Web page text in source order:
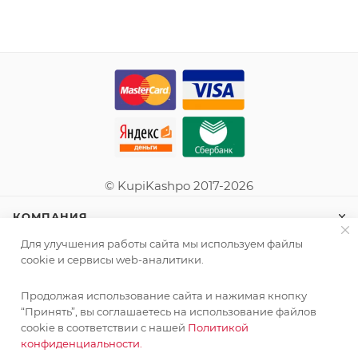
© KupiKashpo 2017-2026
КОМПАНИЯ
ИНФОРМАЦИЯ
ПОМОЩЬ
Для улучшения работы сайта мы используем файлы
cookie и сервисы web-аналитики.
Продолжая использование сайта и нажимая кнопку
“Принять”, вы соглашаетесь на использование файлов
cookie в соответствии с нашей Политикой
конфиденциальности.